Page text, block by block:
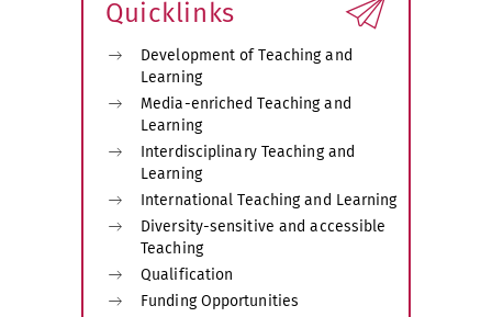
Quicklinks
Development of Teaching and
Learning
Media-enriched Teaching and
Learning
Interdisciplinary Teaching and
Learning
International Teaching and Learning
Diversity-sensitive and accessible
Teaching
Qualification
Funding Opportunities